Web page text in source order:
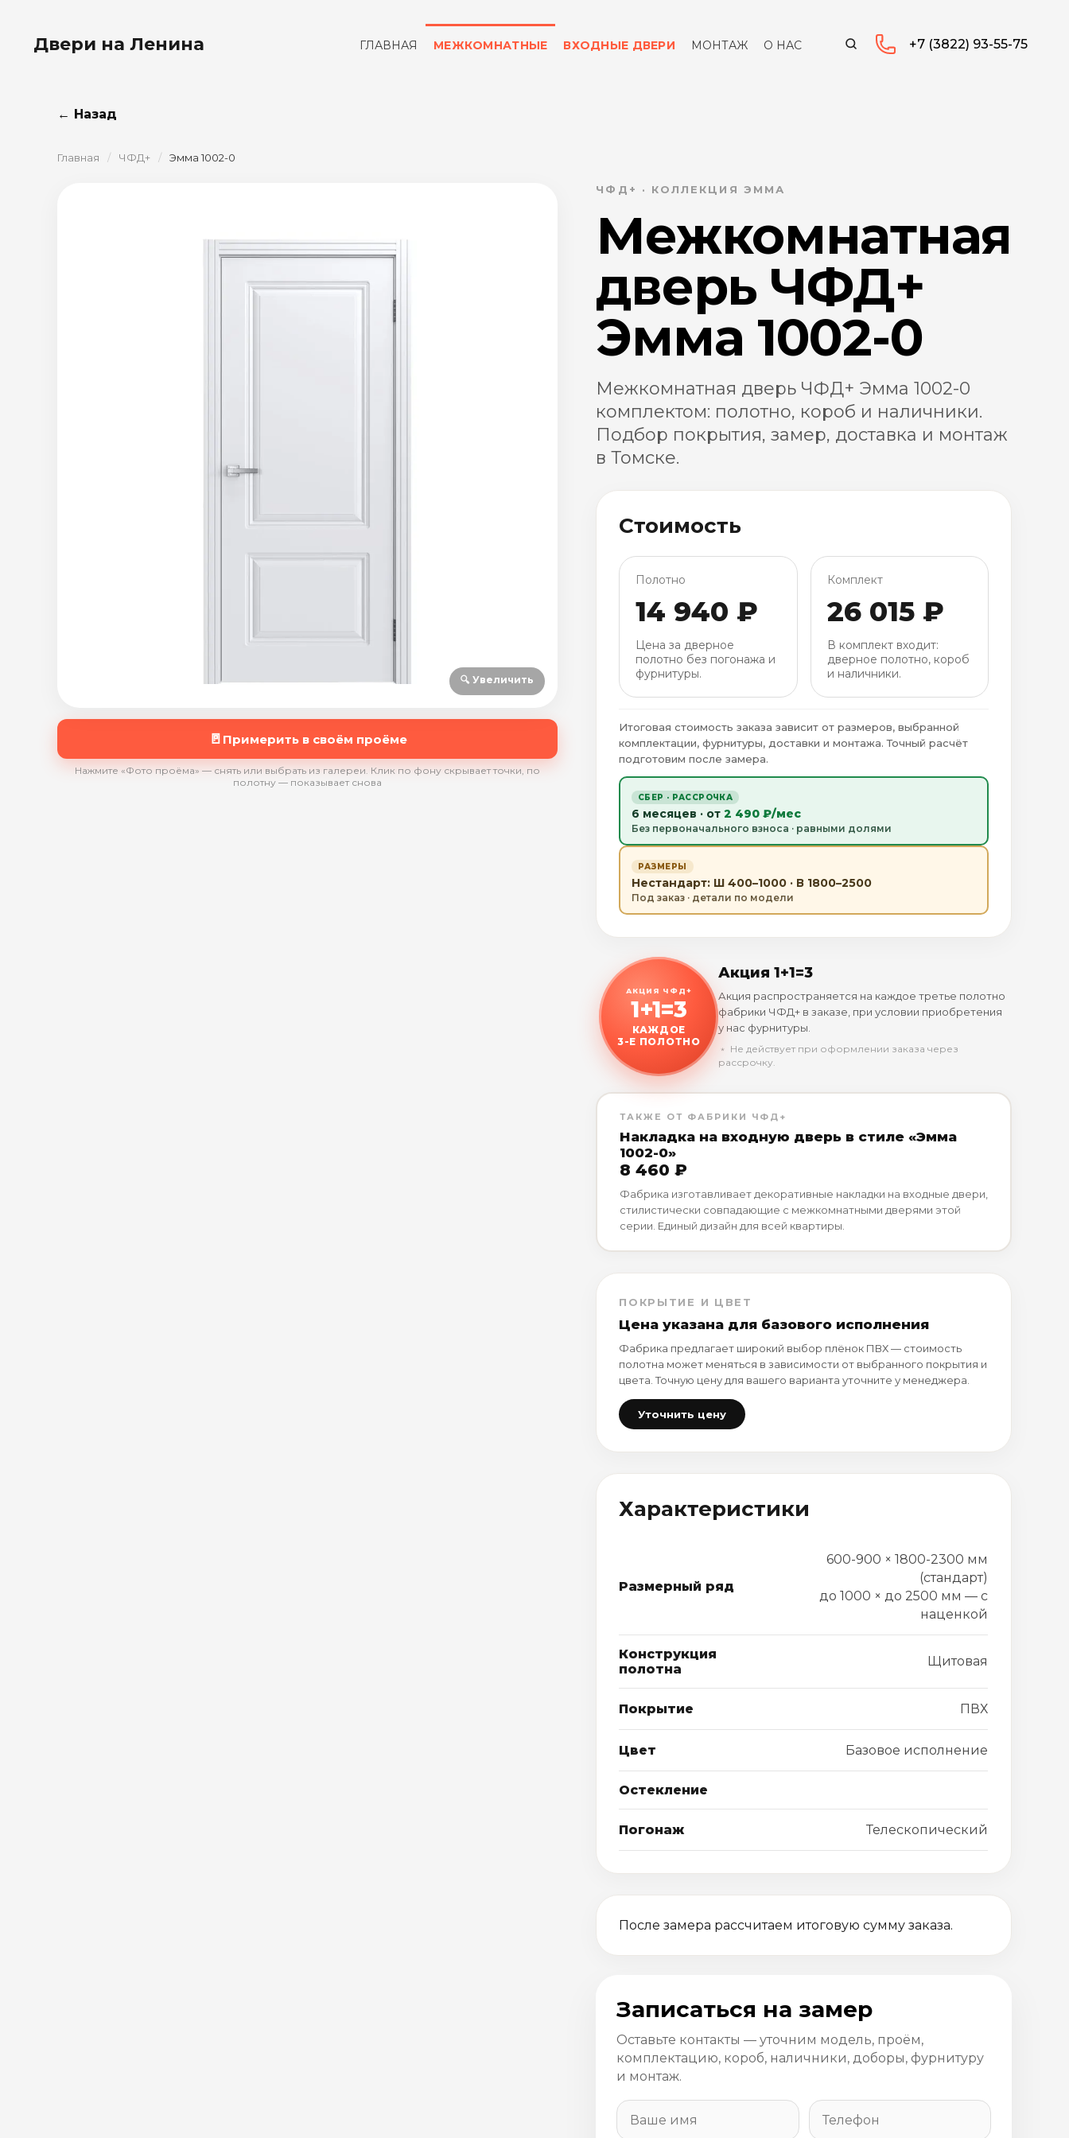
Двери на Ленина ГЛАВНАЯ МЕЖКОМНАТНЫЕ ВХОДНЫЕ ДВЕРИ МОНТАЖ О НАС +7 (3822) 93-55-75
← Назад
Главная / ЧФД+ / Эмма 1002-0
🔍 Увеличить
🚪 Примерить в своём проёме
Нажмите «Фото проёма» — снять или выбрать из галереи. Клик по фону скрывает точки, по
полотну — показывает снова
ЧФД+ · КОЛЛЕКЦИЯ ЭММА
Межкомнатная
дверь ЧФД+
Эмма 1002-0
Межкомнатная дверь ЧФД+ Эмма 1002-0
комплектом: полотно, короб и наличники.
Подбор покрытия, замер, доставка и монтаж
в Томске.
Стоимость
Полотно
14 940 ₽
Цена за дверное
полотно без погонажа и
фурнитуры.
Комплект
26 015 ₽
В комплект входит:
дверное полотно, короб
и наличники.
Итоговая стоимость заказа зависит от размеров, выбранной
комплектации, фурнитуры, доставки и монтажа. Точный расчёт
подготовим после замера.
СБЕР · РАССРОЧКА
6 месяцев · от 2 490 ₽/мес
Без первоначального взноса · равными долями
РАЗМЕРЫ
Нестандарт: Ш 400–1000 · В 1800–2500
Под заказ · детали по модели
АКЦИЯ ЧФД+
1+1=3
КАЖДОЕ
3-Е ПОЛОТНО
Акция 1+1=3
Акция распространяется на каждое третье полотно
фабрики ЧФД+ в заказе, при условии приобретения
у нас фурнитуры.
﹡ Не действует при оформлении заказа через
рассрочку.
ТАКЖЕ ОТ ФАБРИКИ ЧФД+
Накладка на входную дверь в стиле «Эмма
1002-0»
8 460 ₽
Фабрика изготавливает декоративные накладки на входные двери,
стилистически совпадающие с межкомнатными дверями этой
серии. Единый дизайн для всей квартиры.
ПОКРЫТИЕ И ЦВЕТ
Цена указана для базового исполнения
Фабрика предлагает широкий выбор плёнок ПВХ — стоимость
полотна может меняться в зависимости от выбранного покрытия и
цвета. Точную цену для вашего варианта уточните у менеджера.
Уточнить цену
Характеристики
Размерный ряд
600-900 × 1800-2300 мм
(стандарт)
до 1000 × до 2500 мм — с
наценкой
Конструкция
полотна
Щитовая
Покрытие ПВХ
Цвет Базовое исполнение
Остекление
Погонаж Телескопический
После замера рассчитаем итоговую сумму заказа.
Записаться на замер
Оставьте контакты — уточним модель, проём,
комплектацию, короб, наличники, доборы, фурнитуру
и монтаж.